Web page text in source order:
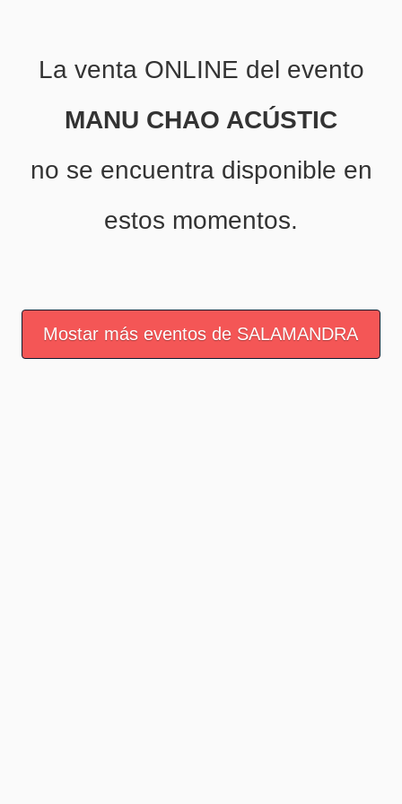
La venta ONLINE del evento
MANU CHAO ACÚSTIC
no se encuentra disponible en
estos momentos.
Mostar más eventos de SALAMANDRA